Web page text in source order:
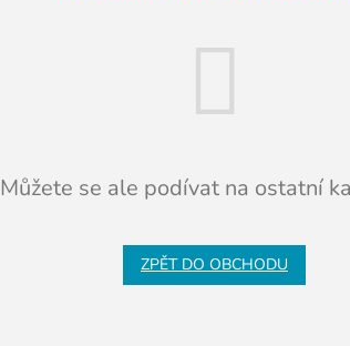
Můžete se ale podívat na ostatní
ZPĚT DO OBCHODU